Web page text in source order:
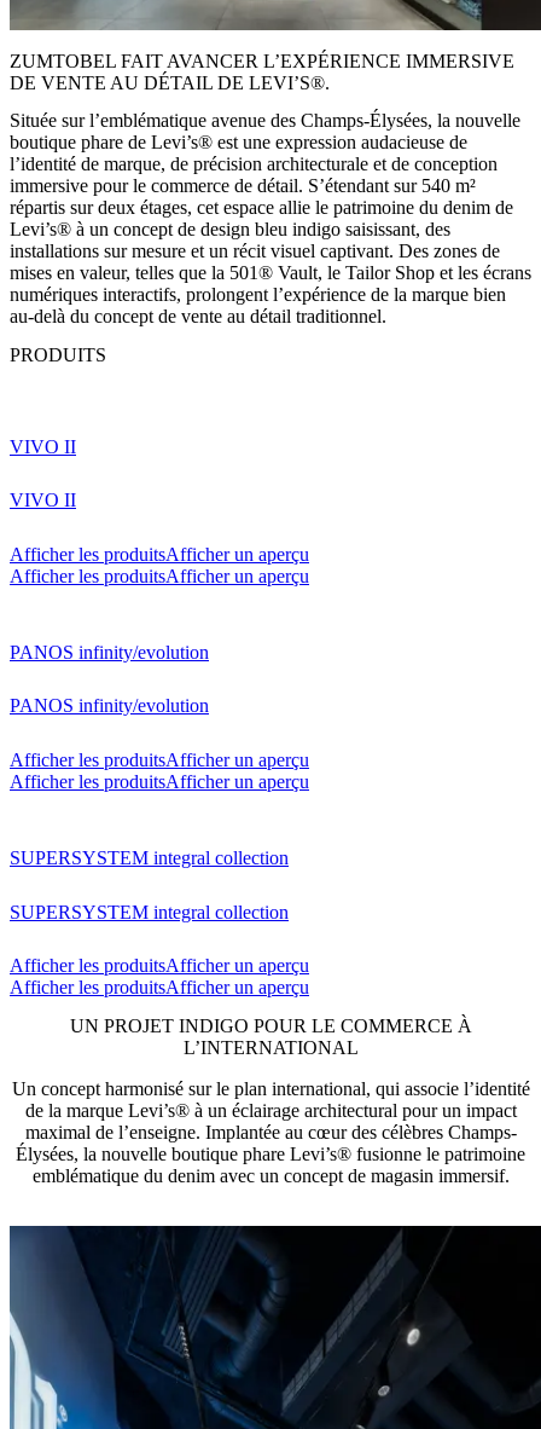
ZUMTOBEL FAIT AVANCER L’EXPÉRIENCE IMMERSIVE
DE VENTE AU DÉTAIL DE LEVI’S®.
Située sur l’emblématique avenue des Champs-Élysées, la nouvelle
boutique phare de Levi’s® est une expression audacieuse de
l’identité de marque, de précision architecturale et de conception
immersive pour le commerce de détail. S’étendant sur 540 m²
répartis sur deux étages, cet espace allie le patrimoine du denim de
Levi’s® à un concept de design bleu indigo saisissant, des
installations sur mesure et un récit visuel captivant. Des zones de
mises en valeur, telles que la 501® Vault, le Tailor Shop et les écrans
numériques interactifs, prolongent l’expérience de la marque bien
au-delà du concept de vente au détail traditionnel.
PRODUITS
VIVO II
VIVO II
Afficher les produitsAfficher un aperçu
Afficher les produitsAfficher un aperçu
PANOS infinity/evolution
PANOS infinity/evolution
Afficher les produitsAfficher un aperçu
Afficher les produitsAfficher un aperçu
SUPERSYSTEM integral collection
SUPERSYSTEM integral collection
Afficher les produitsAfficher un aperçu
Afficher les produitsAfficher un aperçu
UN PROJET INDIGO POUR LE COMMERCE À
L’INTERNATIONAL
Un concept harmonisé sur le plan international, qui associe l’identité
de la marque Levi’s® à un éclairage architectural pour un impact
maximal de l’enseigne. Implantée au cœur des célèbres Champs-
Élysées, la nouvelle boutique phare Levi’s® fusionne le patrimoine
emblématique du denim avec un concept de magasin immersif.